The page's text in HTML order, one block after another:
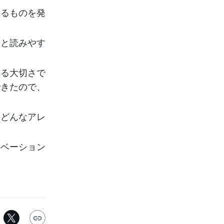
ものを発
読みやす
大切さで
たので、
んなアレ
ーション